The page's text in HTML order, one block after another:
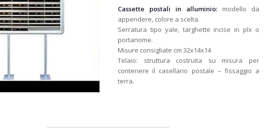
Cassette postali in alluminio: modello da
appendere, colore a scelta.
Serratura tipo yale, targhette incise in plx o
portanome.
Misure consigliate cm 32x14x14
Telaio: struttura costruita su misura per
contenere il casellario postale – fissaggio a
terra.